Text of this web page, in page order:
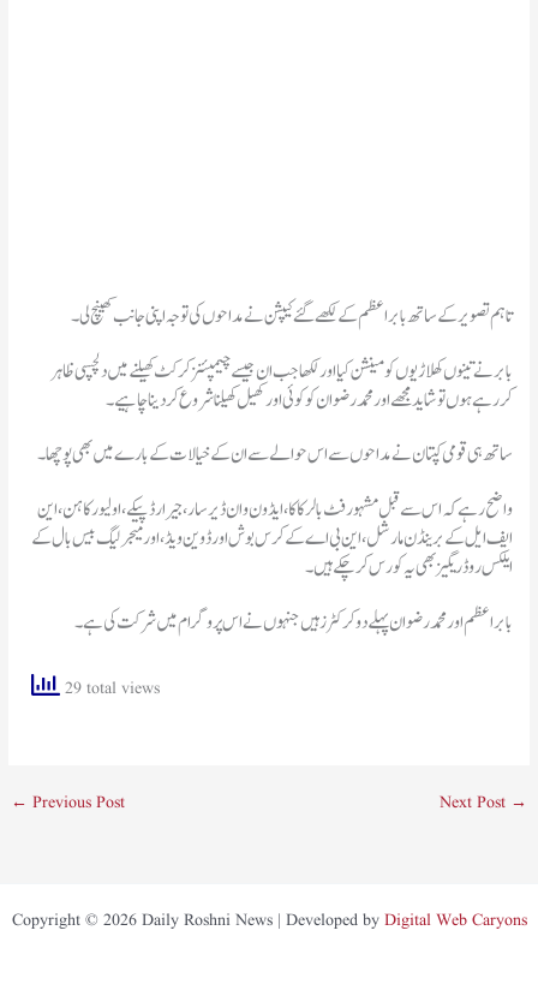
تاہم تصویر کے ساتھ بابر اعظم کے لکھے گئے کیپشن نے مداحوں کی توجہ اپنی جانب کھینچ لی۔
بابر نے تینوں کھلاڑیوں کو مینشن کیا اور لکھا جب ان جیسے چیمپئنز کرکٹ کھیلنے میں دلچسپی ظاہر
کررہے ہوں تو شاید مجھے اور محمد رضوان کو کوئی اور کھیل کھیلنا شروع کردینا چاہیے۔
ساتھ ہی قومی کپتان نے مداحوں سے اس حوالے سے ان کے خیالات کے بارے میں بھی پوچھا۔
واضح رہے کہ اس سے قبل مشہور فٹ بالر کاکا، ایڈون وان ڈیر سار ، جیرارڈ پیکے ، اولیور کاہن ، این
ایف ایل کے برینڈن مارشل ، این بی اے کے کرس بوش اور ڈوین ویڈ ، اور میجر لیگ بیس بال کے
ایلکس روڈریگیز بھی یہ کورس کرچکے ہیں۔
بابر اعظم اور محمد رضوان پہلے دو کرکٹرز ہیں جنہوں نے اس پروگرام میں شرکت کی ہے۔
29 total views
← Previous Post Next Post →
Copyright © 2026 Daily Roshni News | Developed by Digital Web Caryons